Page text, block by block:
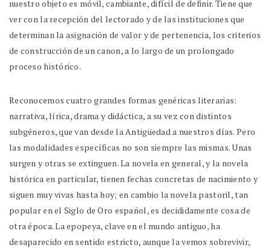
nuestro objeto es móvil, cambiante, difícil de definir. Tiene que
ver con la recepción del lectorado y de las instituciones que
determinan la asignación de valor y de pertenencia, los criterios
de construcción de un canon, a lo largo de un prolongado
proceso histórico.
Reconocemos cuatro grandes formas genéricas literarias:
narrativa, lírica, drama y didáctica, a su vez con distintos
subgéneros, que van desde la Antigüedad a nuestros días. Pero
las modalidades específicas no son siempre las mismas. Unas
surgen y otras se extinguen. La novela en general, y la novela
histórica en particular, tienen fechas concretas de nacimiento y
siguen muy vivas hasta hoy; en cambio la novela pastoril, tan
popular en el Siglo de Oro español, es decididamente cosa de
otra época. La epopeya, clave en el mundo antiguo, ha
desaparecido en sentido estricto, aunque la vemos sobrevivir,